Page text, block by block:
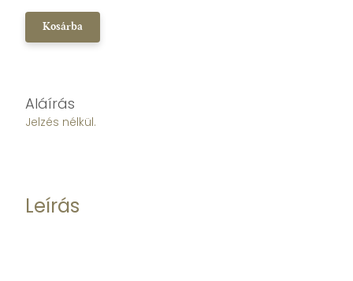
Kosárba
Aláírás
Jelzés nélkül.
Leírás